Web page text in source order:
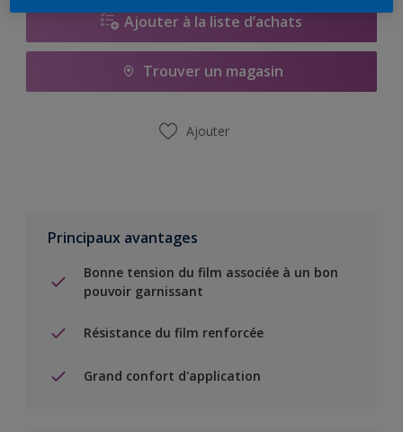
Ajouter à la liste d’achats
Trouver un magasin
Ajouter
Principaux avantages
Bonne tension du film associée à un bon
pouvoir garnissant
Résistance du film renforcée
Grand confort d'application